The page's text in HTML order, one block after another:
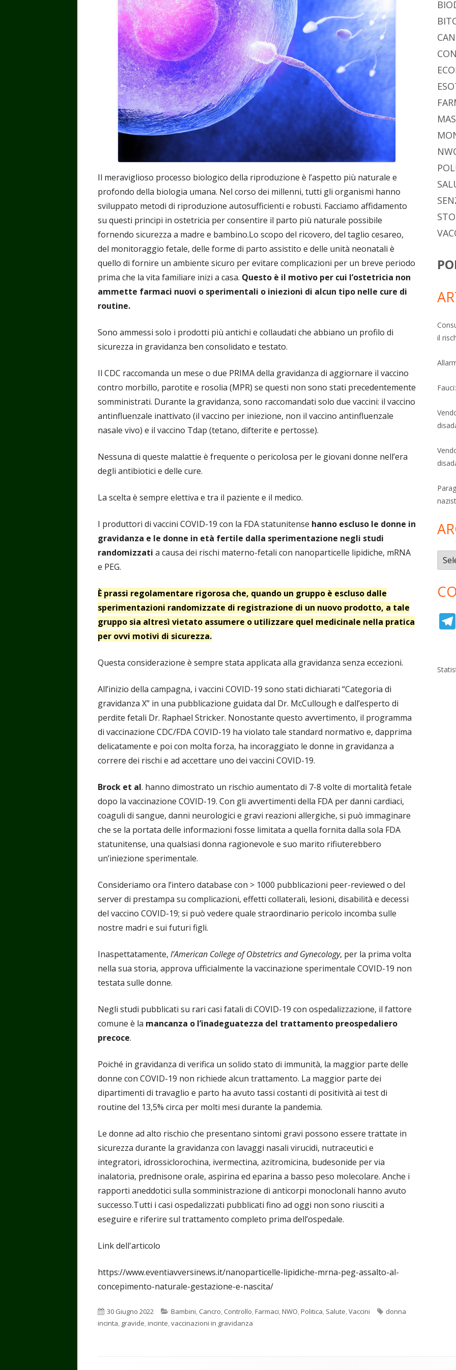
finestra
Il meraviglioso processo biologico della riproduzione è l’aspetto più naturale e
profondo della biologia umana. Nel corso dei millenni, tutti gli organismi hanno
sviluppato metodi di riproduzione autosufficienti e robusti. Facciamo affidamento
su questi principi in ostetricia per consentire il parto più naturale possibile
fornendo sicurezza a madre e bambino.Lo scopo del ricovero, del taglio cesareo,
del monitoraggio fetale, delle forme di parto assistito e delle unità neonatali è
quello di fornire un ambiente sicuro per evitare complicazioni per un breve periodo
prima che la vita familiare inizi a casa. Questo è il motivo per cui l’ostetricia non
ammette farmaci nuovi o sperimentali o iniezioni di alcun tipo nelle cure di
routine.
Sono ammessi solo i prodotti più antichi e collaudati che abbiano un profilo di
sicurezza in gravidanza ben consolidato e testato.
Il CDC raccomanda un mese o due PRIMA della gravidanza di aggiornare il vaccino
contro morbillo, parotite e rosolia (MPR) se questi non sono stati precedentemente
somministrati. Durante la gravidanza, sono raccomandati solo due vaccini: il vaccino
antinfluenzale inattivato (il vaccino per iniezione, non il vaccino antinfluenzale
nasale vivo) e il vaccino Tdap (tetano, difterite e pertosse).
Nessuna di queste malattie è frequente o pericolosa per le giovani donne nell’era
degli antibiotici e delle cure.
La scelta è sempre elettiva e tra il paziente e il medico.
I produttori di vaccini COVID-19 con la FDA statunitense hanno escluso le donne in
gravidanza e le donne in età fertile dalla sperimentazione negli studi
randomizzati a causa dei rischi materno-fetali con nanoparticelle lipidiche, mRNA
e PEG.
È prassi regolamentare rigorosa che, quando un gruppo è escluso dalle
sperimentazioni randomizzate di registrazione di un nuovo prodotto, a tale
gruppo sia altresì vietato assumere o utilizzare quel medicinale nella pratica
per ovvi motivi di sicurezza.
Questa considerazione è sempre stata applicata alla gravidanza senza eccezioni.
All’inizio della campagna, i vaccini COVID-19 sono stati dichiarati “Categoria di
gravidanza X” in una pubblicazione guidata dal Dr. McCullough e dall’esperto di
perdite fetali Dr. Raphael Stricker. Nonostante questo avvertimento, il programma
di vaccinazione CDC/FDA COVID-19 ha violato tale standard normativo e, dapprima
delicatamente e poi con molta forza, ha incoraggiato le donne in gravidanza a
correre dei rischi e ad accettare uno dei vaccini COVID-19.
Brock et al. hanno dimostrato un rischio aumentato di 7-8 volte di mortalità fetale
dopo la vaccinazione COVID-19. Con gli avvertimenti della FDA per danni cardiaci,
coaguli di sangue, danni neurologici e gravi reazioni allergiche, si può immaginare
che se la portata delle informazioni fosse limitata a quella fornita dalla sola FDA
statunitense, una qualsiasi donna ragionevole e suo marito rifiuterebbero
un’iniezione sperimentale.
Consideriamo ora l’intero database con > 1000 pubblicazioni peer-reviewed o del
server di prestampa su complicazioni, effetti collaterali, lesioni, disabilità e decessi
del vaccino COVID-19; si può vedere quale straordinario pericolo incomba sulle
nostre madri e sui futuri figli.
Inaspettatamente, l’American College of Obstetrics and Gynecology, per la prima volta
nella sua storia, approva ufficialmente la vaccinazione sperimentale COVID-19 non
testata sulle donne.
Negli studi pubblicati su rari casi fatali di COVID-19 con ospedalizzazione, il fattore
comune è la mancanza o l’inadeguatezza del trattamento preospedaliero
precoce.
Poiché in gravidanza di verifica un solido stato di immunità, la maggior parte delle
donne con COVID-19 non richiede alcun trattamento. La maggior parte dei
dipartimenti di travaglio e parto ha avuto tassi costanti di positività ai test di
routine del 13,5% circa per molti mesi durante la pandemia.
Le donne ad alto rischio che presentano sintomi gravi possono essere trattate in
sicurezza durante la gravidanza con lavaggi nasali virucidi, nutraceutici e
integratori, idrossiclorochina, ivermectina, azitromicina, budesonide per via
inalatoria, prednisone orale, aspirina ed eparina a basso peso molecolare. Anche i
rapporti aneddotici sulla somministrazione di anticorpi monoclonali hanno avuto
successo.Tutti i casi ospedalizzati pubblicati fino ad oggi non sono riusciti a
eseguire e riferire sul trattamento completo prima dell’ospedale.
Link dell'articolo
https://www.eventiavversinews.it/nanoparticelle-lipidiche-mrna-peg-assalto-al-
concepimento-naturale-gestazione-e-nascita/
Pubblicato
30 Giugno 2022 Categorie
Bambini, Cancro, Controllo,Farmaci,NWO,Politica, Salute,Vaccini Tag
donna
incinta, gravide,incinte,vaccinazioni in gravidanza
il